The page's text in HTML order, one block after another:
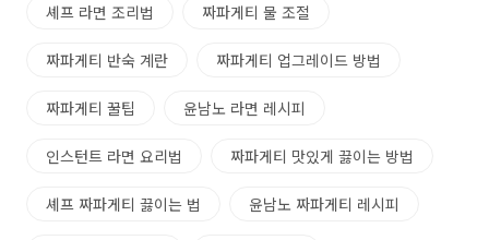
셰프 라면 조리법 짜파게티 물 조절
짜파게티 반숙 계란 짜파게티 업그레이드 방법
짜파게티 꿀팁 윤남노 라면 레시피
인스턴트 라면 요리법 짜파게티 맛있게 끓이는 방법
셰프 짜파게티 끓이는 법 윤남노 짜파게티 레시피